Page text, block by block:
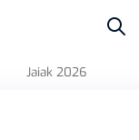
Jaiak 2026